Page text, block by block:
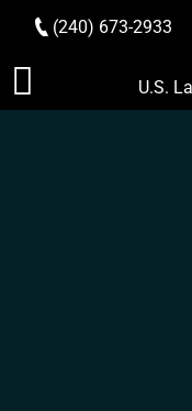
Saltar
(240) 673-2933
U.S.